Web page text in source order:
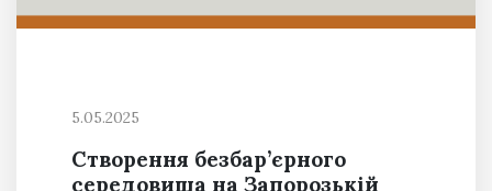
5.05.2025
Створення безбар’єрного
середовища на Запорозькій